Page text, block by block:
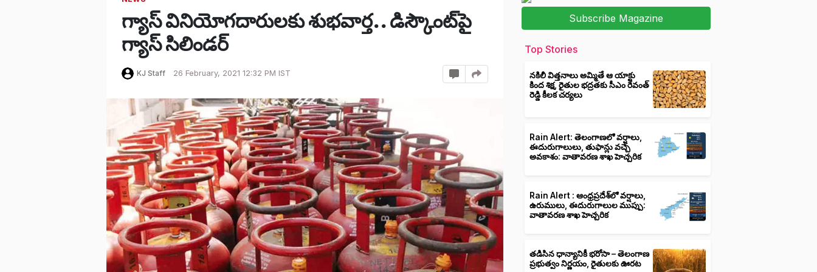
గ్యాస్ వినియోగదారులకు శుభవార్త.. డిస్కౌంట్‌పై
గ్యాస్ సిలిండర్
KJ Staff 26 February, 2021 12:32 PM IST
Subscribe Magazine
Top Stories
నకిలీ విత్తనాలు అమ్మితే ఆ యాక్టు
కింద శిక్ష, రైతుల భద్రతకు సీఎం రేవంత్
రెడ్డి కీలక చర్యలు
Rain Alert: తెలంగాణలో వర్షాలు,
ఈదురుగాలులు, తుఫాన్లు వచ్చే
అవకాశం: వాతావరణ శాఖ హెచ్చరిక
Rain Alert : ఆంధ్రప్రదేశ్‌లో వర్షాలు,
ఉరుములు, ఈదురుగాలుల ముప్పు:
వాతావరణ శాఖ హెచ్చరిక
తడిసిన ధాన్యానికీ భరోసా – తెలంగాణ
ప్రభుత్వం నిర్ణయం, రైతులకు ఊరట